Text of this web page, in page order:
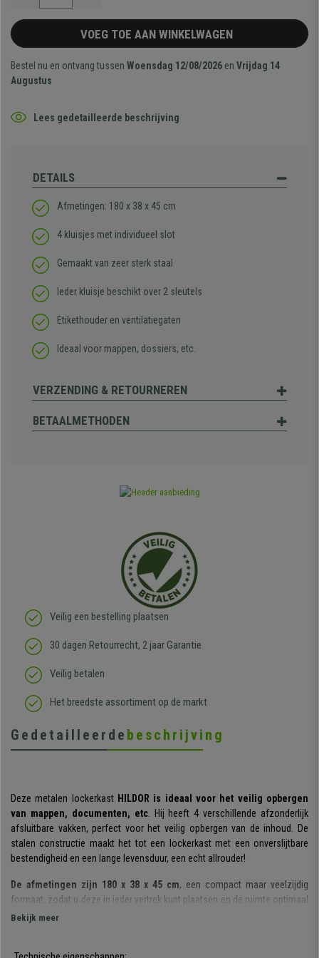
VOEG TOE AAN WINKELWAGEN
Bestel nu en ontvang tussen Woensdag 12/08/2026 en Vrijdag 14
Augustus
Lees gedetailleerde beschrijving
DETAILS
Afmetingen: 180 x 38 x 45 cm
4 kluisjes met individueel slot
Gemaakt van zeer sterk staal
Ieder kluisje beschikt over 2 sleutels
Etikethouder en ventilatiegaten
Ideaal voor mappen, dossiers, etc.
VERZENDING & RETOURNEREN
BETAALMETHODEN
Veilig een bestelling plaatsen
30 dagen Retourrecht, 2 jaar Garantie
Veilig betalen
Het breedste assortiment op de markt
Gedetailleerde beschrijving
Deze metalen lockerkast HILDOR is ideaal voor het veilig opbergen
van mappen, documenten, etc. Hij heeft 4 verschillende afzonderlijk
afsluitbare vakken, perfect voor het veilig opbergen van de inhoud. De
stalen constructie maakt het tot een lockerkast met een onverslijtbare
bestendigheid en een lange levensduur, een echt allrouder!
De afmetingen zijn 180 x 38 x 45 cm, een compact maar veelzijdig
formaat, zodat u deze in ieder vertrek kunt plaatsen en de ruimte optimaal
kunt benutten. Hij beschikt over
Bekijk meer